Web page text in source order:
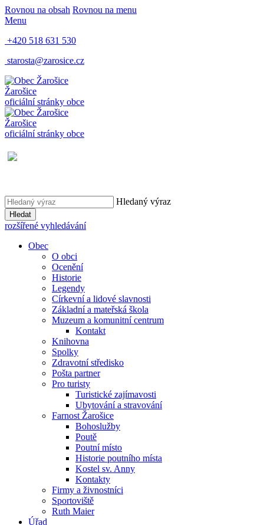
Rovnou na obsah Rovnou na menu
Menu
+420 518 631 530
starosta@zarosice.cz
Žarošice
oficiální stránky obce
Žarošice
oficiální stránky obce
Hledaný výraz
Hledat
rozšířené vyhledávání
Obec
O obci
Ocenění
Historie
Legendy
Církevní a lidové slavnosti
Základní a mateřská škola
Muzeum a komunitní centrum
Kontakt
Knihovna
Spolky
Zdravotní středisko
Pošta partner
Pro turisty
Turistické zajímavosti
Ubytování a stravování
Farnost Žarošice
Bohoslužby
Poutě
Poutní místo
Historie poutního místa
Kostel sv. Anny
Kontakty
Firmy a živnostníci
Sportoviště
Ruth Maier
Úřad